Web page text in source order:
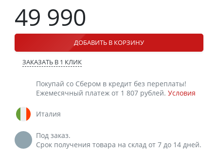
49 990
ДОБАВИТЬ В КОРЗИНУ
ЗАКАЗАТЬ В 1 КЛИК
Покупай со Сбером в кредит без переплаты!
Ежемесячный платеж от 1 807 рублей. Условия
Италия
Под заказ.
Срок получения товара на склад от 7 до 14 дней.